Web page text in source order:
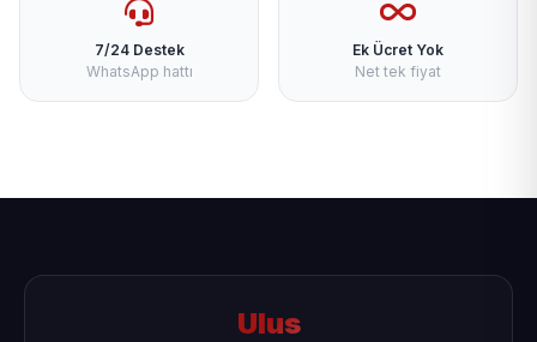
7/24 Destek
WhatsApp hattı
Ek Ücret Yok
Net tek fiyat
Ulus